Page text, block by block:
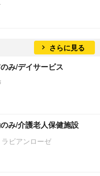
さらに見る
み/デイサービス
み/介護老人保健施設
ビアンローゼ